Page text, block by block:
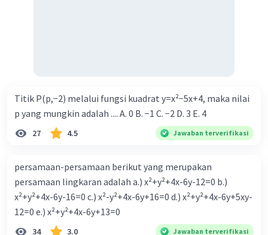
Titik P(p,−2) melalui fungsi kuadrat y=x²−5x+4, maka nilai
p yang mungkin adalah .... A. 0 B. −1 C. −2 D. 3 E. 4
27 4.5 Jawaban terverifikasi
persamaan-persamaan berikut yang merupakan
persamaan lingkaran adalah a.) x²+y²+4x-6y-12=0 b.)
x²+y²+4x-6y-16=0 c.) x²-y²+4x-6y+16=0 d.) x²+y²+4x-6y+5xy-
12=0 e.) x²+y²+4x-6y+13=0
34 3.0 Jawaban terverifikasi